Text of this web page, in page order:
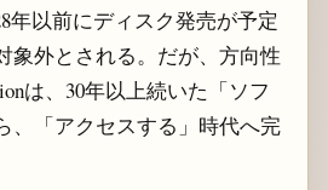
年以前にディスク発売が予定
象外とされる。だが、方向性
は、30年以上続いた「ソフ
、「アクセスする」時代へ完